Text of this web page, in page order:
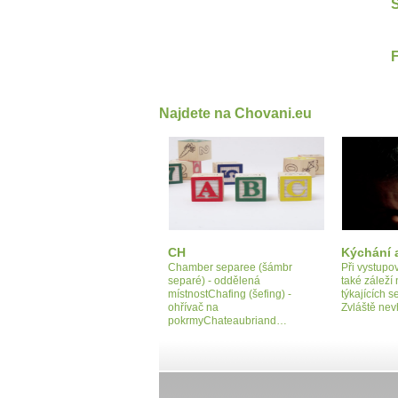
Najdete na Chovani.eu
CH
Chamber separee (šámbr
separé) - oddělená
místnostChafing (šefing) -
ohřívač na
pokrmyChateaubriand…
Kýchání
Při
také záleží
týkajících
Zvláště